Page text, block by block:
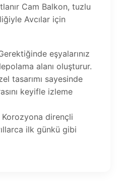
Cam Balkon, tuzlu
Avcılar için
eşyalarınız
alanı oluşturur.
tasarımı sayesinde
keyifle izleme
Korozyona dirençli
ilk günkü gibi